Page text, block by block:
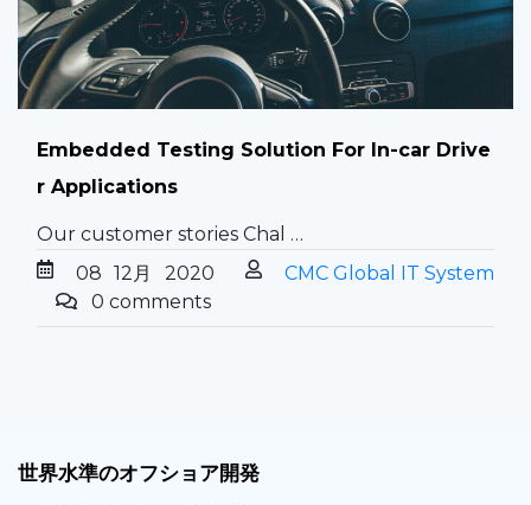
Embedded Testing Solution For In-car Drive
r Applications
Our customer stories Chal …
08 12月 2020
CMC Global IT System
0 comments
世界水準のオフショア開発